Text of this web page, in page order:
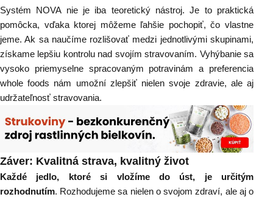
Systém NOVA nie je iba teoretický nástroj. Je to praktická
pomôcka, vďaka ktorej môžeme ľahšie pochopiť, čo vlastne
jeme. Ak sa naučíme rozlišovať medzi jednotlivými skupinami,
získame lepšiu kontrolu nad svojím stravovaním. Vyhýbanie sa
vysoko priemyselne spracovaným potravinám a preferencia
whole foods nám umožní zlepšiť nielen svoje zdravie, ale aj
udržateľnosť stravovania.
Záver: Kvalitná strava, kvalitný život
Každé jedlo, ktoré si vložíme do úst, je určitým
rozhodnutím. Rozhodujeme sa nielen o svojom zdraví, ale aj o